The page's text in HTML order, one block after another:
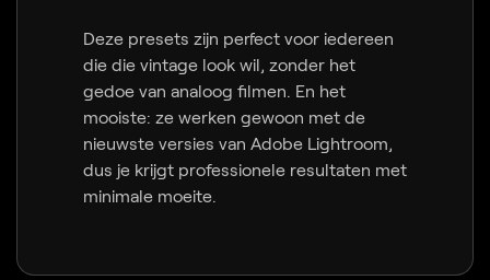
Deze presets zijn perfect voor iedereen
die die vintage look wil, zonder het
gedoe van analoog filmen. En het
mooiste: ze werken gewoon met de
nieuwste versies van Adobe Lightroom,
dus je krijgt professionele resultaten met
minimale moeite.